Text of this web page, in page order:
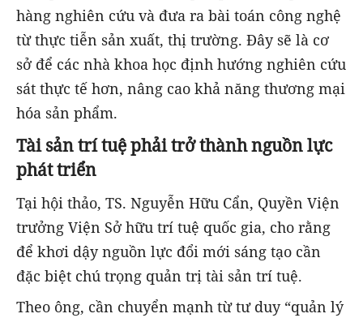
hàng nghiên cứu và đưa ra bài toán công nghệ
từ thực tiễn sản xuất, thị trường. Đây sẽ là cơ
sở để các nhà khoa học định hướng nghiên cứu
sát thực tế hơn, nâng cao khả năng thương mại
hóa sản phẩm.
Tài sản trí tuệ phải trở thành nguồn lực
phát triển
Tại hội thảo, TS. Nguyễn Hữu Cẩn, Quyền Viện
trưởng Viện Sở hữu trí tuệ quốc gia, cho rằng
để khơi dậy nguồn lực đổi mới sáng tạo cần
đặc biệt chú trọng quản trị tài sản trí tuệ.
Theo ông, cần chuyển mạnh từ tư duy “quản lý